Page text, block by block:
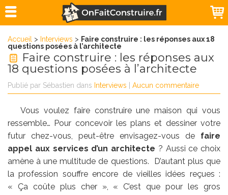
Accueil > Interviews > Faire construire : les réponses aux 18
questions posées à l’architecte
Faire construire : les réponses aux
18 questions posées à l’architecte
Publié par Sébastien dans Interviews Aucun commentaire
Vous voulez faire construire une maison qui vous
ressemble… Pour concevoir les plans et dessiner votre
futur chez-vous, peut-être envisagez-vous de faire
appel aux services d’un architecte ? Aussi ce choix
amène à une multitude de questions. D’autant plus que
la profession souffre encore de vieilles idées reçues :
« Ça coûte plus cher », « C’est que pour les gros